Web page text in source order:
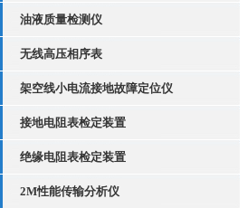
油液质量检测仪
无线高压相序表
架空线小电流接地故障定位仪
接地电阻表检定装置
绝缘电阻表检定装置
2M性能传输分析仪